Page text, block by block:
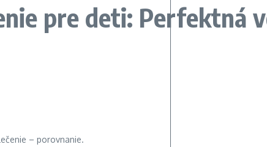
pre deti: Perfektná